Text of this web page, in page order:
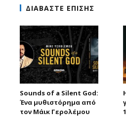
ΔΙΑΒΑΣΤΕ ΕΠΙΣΗΣ
Sounds of a Silent God:
Ένα μυθιστόρημα από
τον Μάικ Γερολέμου